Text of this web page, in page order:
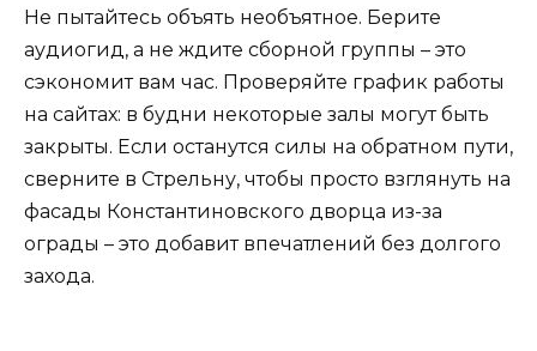
Не пытайтесь объять необъятное. Берите
аудиогид, а не ждите сборной группы – это
сэкономит вам час. Проверяйте график работы
на сайтах: в будни некоторые залы могут быть
закрыты. Если останутся силы на обратном пути,
сверните в Стрельну, чтобы просто взглянуть на
фасады Константиновского дворца из-за
ограды – это добавит впечатлений без долгого
захода.